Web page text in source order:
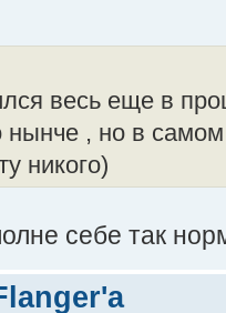
весь еще в
нынче , но в
никого)
себе так